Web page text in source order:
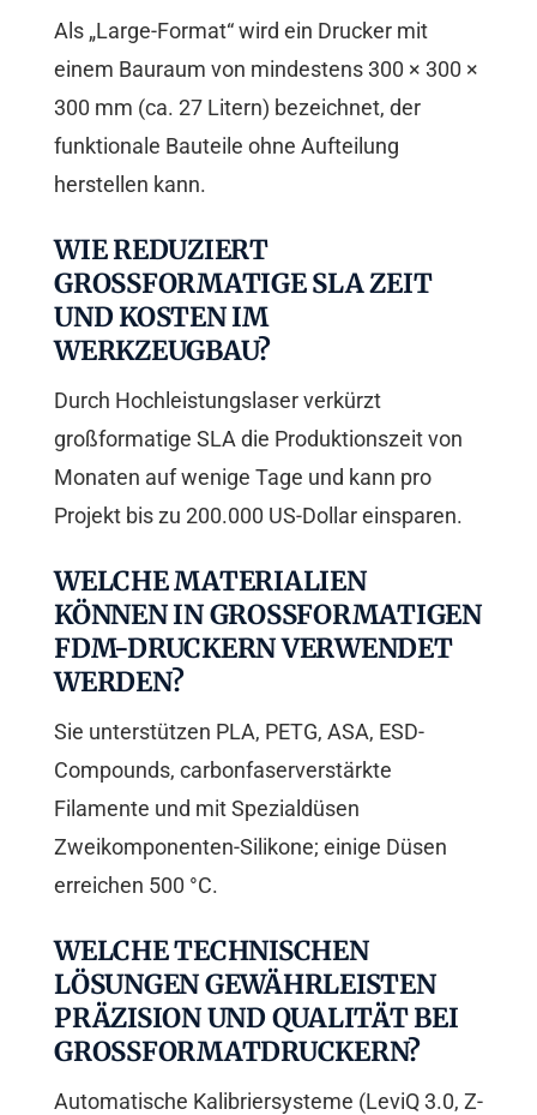
Als „Large-Format“ wird ein Drucker mit
einem Bauraum von mindestens 300 × 300 ×
300 mm (ca. 27 Litern) bezeichnet, der
funktionale Bauteile ohne Aufteilung
herstellen kann.
WIE REDUZIERT
GROSSFORMATIGE SLA ZEIT U
ND KOSTEN IM W
ERKZEUGBAU?
Durch Hochleistungslaser verkürzt
großformatige SLA die Produktionszeit von
Monaten auf wenige Tage und kann pro
Projekt bis zu 200.000 US-Dollar einsparen.
WELCHE MATERIALIEN
KÖNNEN IN GROSSFORMATIGEN F
DM-DRUCKERN VERWENDET W
ERDEN?
Sie unterstützen PLA, PETG, ASA, ESD-
Compounds, carbonfaserverstärkte
Filamente und mit Spezialdüsen
Zweikomponenten-Silikone; einige Düsen
erreichen 500 °C.
WELCHE TECHNISCHEN
LÖSUNGEN GEWÄHRLEISTEN
PRÄZISION UND QUALITÄT BEI
GROSSFORMATDRUCKERN?
Automatische Kalibriersysteme (LeviQ 3.0, Z-